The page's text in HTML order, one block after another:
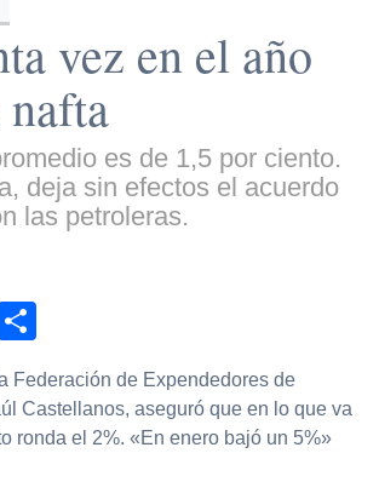
vez en el año
es de 1,5 por ciento.
deja sin efectos el acuerdo
las petroleras.
Email
Federación de Expendedores de
Castellanos, aseguró que en lo que va
ronda el 2%. «En enero bajó un 5%»